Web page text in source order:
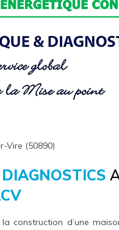
Vire (50890)
construction d’une